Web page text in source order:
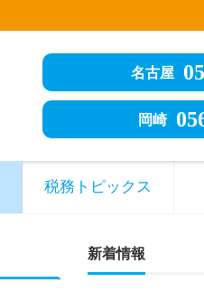
名古屋
岡崎
税務トピックス
新着情報